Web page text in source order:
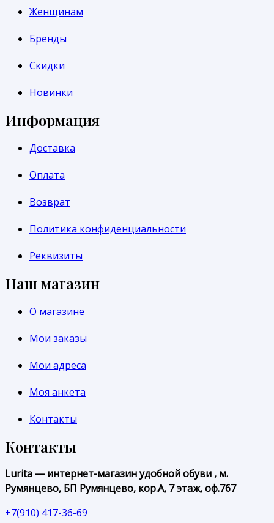
Женщинам
Бренды
Скидки
Новинки
Информация
Доставка
Оплата
Возврат
Политика конфиденциальности
Реквизиты
Наш магазин
О магазине
Мои заказы
Мои адреса
Моя анкета
Контакты
Контакты
Lurita — интернет-магазин удобной обуви , м.
Румянцево, БП Румянцево, кор.А, 7 этаж, оф.767
+7(910) 417-36-69